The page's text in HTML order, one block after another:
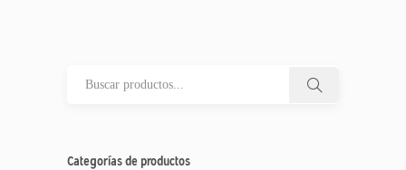
Categorías de productos